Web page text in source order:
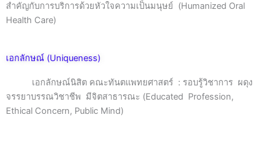
สำคัญกับการบริการด้วยหัวใจความเป็นมนุษย์ (Humanized Oral
Health Care)
เอกลักษณ์ (Uniqueness)
เอกลักษณ์นิสิต คณะทันตแพทยศาสตร์ : รอบรู้วิชาการ ผดุง
จรรยาบรรณวิชาชีพ มีจิตสาธารณะ (Educated Profession,
Ethical Concern, Public Mind)